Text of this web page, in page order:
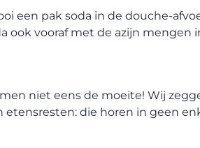
een pak soda in de douche-
ook vooraf met de azijn mengen
niet eens de moeite! Wij
die horen in geen